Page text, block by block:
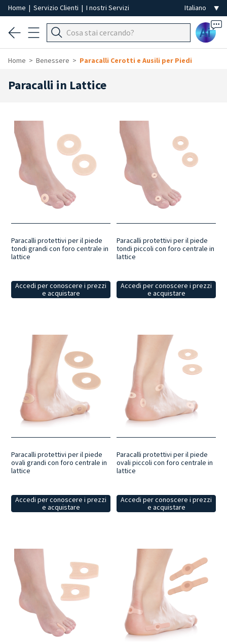
Home | Servizio Clienti | I nostri Servizi
Ai
Home Benessere Paracalli Cerotti e Ausili per Piedi
Paracalli in Lattice
Paracalli protettivi per il piede
tondi grandi con foro centrale in
lattice
Accedi per conoscere i prezzi
e acquistare
Paracalli protettivi per il piede
tondi piccoli con foro centrale in
lattice
Accedi per conoscere i prezzi
e acquistare
Paracalli protettivi per il piede
ovali grandi con foro centrale in
lattice
Accedi per conoscere i prezzi
e acquistare
Paracalli protettivi per il piede
ovali piccoli con foro centrale in
lattice
Accedi per conoscere i prezzi
e acquistare